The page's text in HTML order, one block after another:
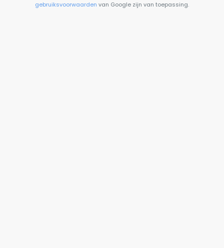
gebruiksvoorwaarden van Google zijn van toepassing.